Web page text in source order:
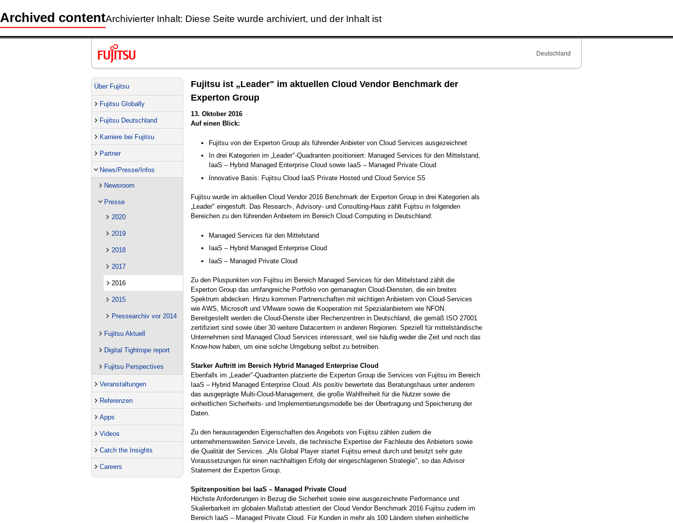
Archived contentArchivierter Inhalt: Diese Seite wurde archiviert, und der Inhalt ist
Deutschland
Über Fujitsu
Fujitsu Globally
Fujitsu Deutschland
Karriere bei Fujitsu
Partner
News/Presse/Infos
Newsroom
Presse
2020
2019
2018
2017
2016
2015
Pressearchiv vor 2014
Fujitsu Aktuell
Digital Tightrope report
Fujitsu Perspectives
Veranstaltungen
Referenzen
Apps
Videos
Catch the Insights
Careers
Fujitsu ist „Leader" im aktuellen Cloud Vendor Benchmark der
Experton Group
13. Oktober 2016
Auf einen Blick:
Fujitsu von der Experton Group als führender Anbieter von Cloud Services ausgezeichnet
In drei Kategorien im „Leader"-Quadranten positioniert: Managed Services für den Mittelstand,
IaaS – Hybrid Managed Enterprise Cloud sowie IaaS – Managed Private Cloud
Innovative Basis: Fujitsu Cloud IaaS Private Hosted und Cloud Service S5
Fujitsu wurde im aktuellen Cloud Vendor 2016 Benchmark der Experton Group in drei Kategorien als
„Leader" eingestuft. Das Research-, Advisory- und Consulting-Haus zählt Fujitsu in folgenden
Bereichen zu den führenden Anbietern im Bereich Cloud Computing in Deutschland:
Managed Services für den Mittelstand
IaaS – Hybrid Managed Enterprise Cloud
IaaS – Managed Private Cloud
Zu den Pluspunkten von Fujitsu im Bereich Managed Services für den Mittelstand zählt die
Experton Group das umfangreiche Portfolio von gemanagten Cloud-Diensten, die ein breites
Spektrum abdecken. Hinzu kommen Partnerschaften mit wichtigen Anbietern von Cloud-Services
wie AWS, Microsoft und VMware sowie die Kooperation mit Spezialanbietern wie NFON.
Bereitgestellt werden die Cloud-Dienste über Rechenzentren in Deutschland, die gemäß ISO 27001
zertifiziert sind sowie über 30 weitere Datacentern in anderen Regionen. Speziell für mittelständische
Unternehmen sind Managed Cloud Services interessant, weil sie häufig weder die Zeit und noch das
Know-how haben, um eine solche Umgebung selbst zu betreiben.
Starker Auftritt im Bereich Hybrid Managed Enterprise Cloud
Ebenfalls im „Leader"-Quadranten platzierte die Experton Group die Services von Fujitsu im Bereich
IaaS – Hybrid Managed Enterprise Cloud. Als positiv bewertete das Beratungshaus unter anderem
das ausgeprägte Multi-Cloud-Management, die große Wahlfreiheit für die Nutzer sowie die
einheitlichen Sicherheits- und Implementierungsmodelle bei der Übertragung und Speicherung der
Daten.
Zu den herausragenden Eigenschaften des Angebots von Fujitsu zählen zudem die
unternehmensweiten Service Levels, die technische Expertise der Fachleute des Anbieters sowie
die Qualität der Services. „Als Global Player startet Fujitsu erneut durch und besitzt sehr gute
Voraussetzungen für einen nachhaltigen Erfolg der eingeschlagenen Strategie", so das Advisor
Statement der Experton Group.
Spitzenposition bei IaaS – Managed Private Cloud
Höchste Anforderungen in Bezug die Sicherheit sowie eine ausgezeichnete Performance und
Skalierbarkeit im globalen Maßstab attestiert der Cloud Vendor Benchmark 2016 Fujitsu zudem im
Bereich IaaS – Managed Private Cloud. Für Kunden in mehr als 100 Ländern stehen einheitliche